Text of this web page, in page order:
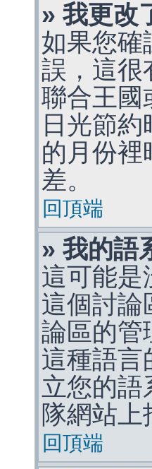
» 我更改
如果您確
誤，這很
聯合王國
日光節
的月份裡
差。
回頂端
» 我的語
這可能是
這個討論
論區的管
這種語言
立您的語
隊網站
回頂端